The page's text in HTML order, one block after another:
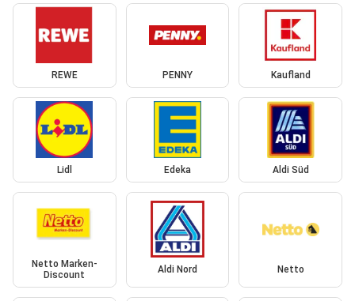
REWE PENNY Kaufland
Lidl Edeka Aldi Süd
Netto Marken-
Discount
Aldi Nord Netto